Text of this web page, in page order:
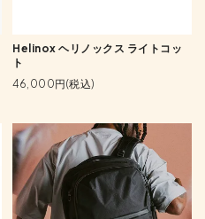
Helinox ヘリノックス ライトコッ
ト
46,000円(税込)